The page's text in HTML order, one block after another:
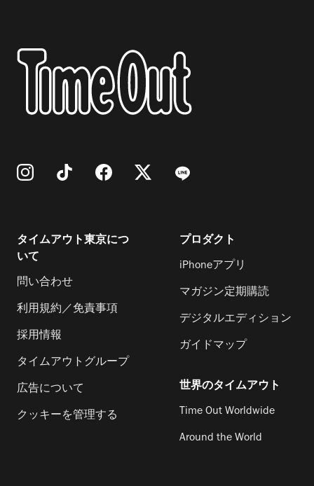
タイムアウト東京につ
いて
問い合わせ
利用規約／免責事項
採用情報
タイムアウトグループ
広告について
クッキーを管理する
プロダクト
iPhoneアプリ
マガジン定期購読
デジタルエディション
ガイドマップ
世界のタイムアウト
Time Out Worldwide
Around the World